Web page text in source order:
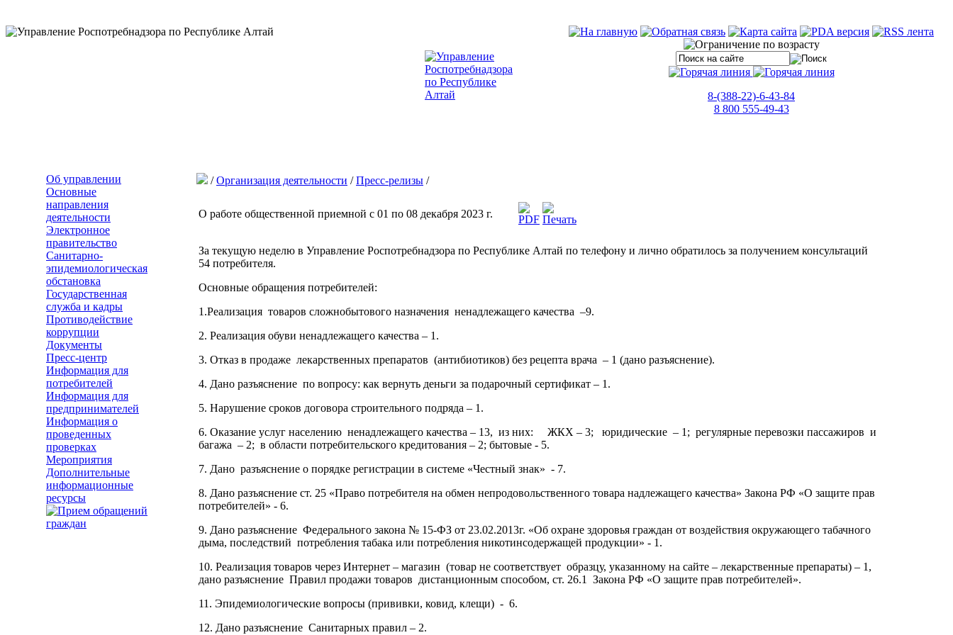
8-(388-22)-6-43-84
8 800 555-49-43
Об управлении
Основные
направления
деятельности
Электронное
правительство
Санитарно-
эпидемиологическая
обстановка
Государственная
служба и кадры
Противодействие
коррупции
Документы
Пресс-центр
Информация для
потребителей
Информация для
предпринимателей
Информация о
проведенных
проверках
Мероприятия
Дополнительные
информационные
ресурсы
/Организация деятельности /Пресс-релизы /
О работе общественной приемной с 01 по 08 декабря 2023 г.
За текущую неделю в Управление Роспотребнадзора по Республике Алтай по телефону и лично обратилось за получением консультаций
54 потребителя.
Основные обращения потребителей:
1.Реализация товаров сложнобытового назначения ненадлежащего качества –9.
2. Реализация обуви ненадлежащего качества – 1.
3. Отказ в продаже лекарственных препаратов (антибиотиков) без рецепта врача – 1 (дано разъяснение).
4. Дано разъяснение по вопросу: как вернуть деньги за подарочный сертификат – 1.
5. Нарушение сроков договора строительного подряда – 1.
6. Оказание услуг населению ненадлежащего качества – 13, из них: ЖКХ – 3; юридические – 1; регулярные перевозки пассажиров и
багажа – 2; в области потребительского кредитования – 2; бытовые - 5.
7. Дано разъяснение о порядке регистрации в системе «Честный знак» - 7.
8. Дано разъяснение ст. 25 «Право потребителя на обмен непродовольственного товара надлежащего качества» Закона РФ «О защите прав
потребителей» - 6.
9. Дано разъяснение Федерального закона № 15-ФЗ от 23.02.2013г. «Об охране здоровья граждан от воздействия окружающего табачного
дыма, последствий потребления табака или потребления никотинсодержащей продукции» - 1.
10. Реализация товаров через Интернет – магазин (товар не соответствует образцу, указанному на сайте – лекарственные препараты) – 1,
дано разъяснение Правил продажи товаров дистанционным способом, ст. 26.1 Закона РФ «О защите прав потребителей».
11. Эпидемиологические вопросы (прививки, ковид, клещи) - 6.
12. Дано разъяснение Санитарных правил – 2.